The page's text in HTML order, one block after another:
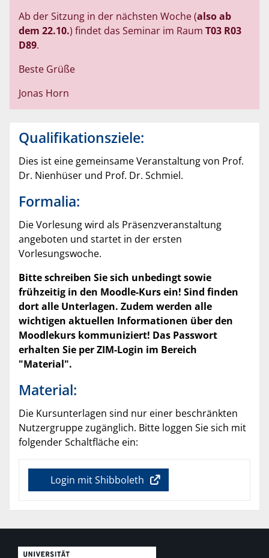
Ab der Sitzung in der nächsten Woche (also ab
dem 22.10.) findet das Seminar im Raum T03 R03
D89.
Beste Grüße
Jonas Horn
Qualifikationsziele:
Dies ist eine gemeinsame Veranstaltung von Prof.
Dr. Nienhüser und Prof. Dr. Schmiel.
Formalia:
Die Vorlesung wird als Präsenzveranstaltung
angeboten und startet in der ersten
Vorlesungswoche.
Bitte schreiben Sie sich unbedingt sowie
frühzeitig in den Moodle-Kurs ein! Sind finden
dort alle Unterlagen. Zudem werden alle
wichtigen aktuellen Informationen über den
Moodlekurs kommuniziert! Das Passwort
erhalten Sie per ZIM-Login im Bereich
"Material".
Material:
Die Kursunterlagen sind nur einer beschränkten
Nutzergruppe zugänglich. Bitte loggen Sie sich mit
folgender Schaltfläche ein:
Login mit Shibboleth